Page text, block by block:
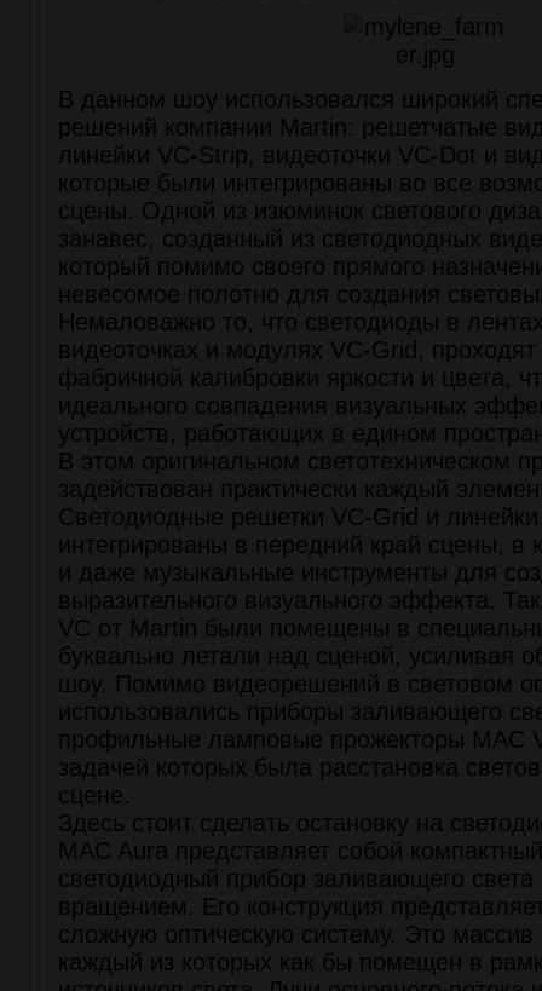
В данном шоу использовался широкий
решений компании Martin: решетчатые
линейки VC-Strip, видеоточки VC-Dot и
которые были интегрированы во все
сцены. Одной из изюминок светового
занавес, созданный из светодиодных
который помимо своего прямого
невесомое полотно для создания
Немаловажно то, что светодиоды в
видеоточках и модулях VC-Grid,
фабричной калибровки яркости и цвета,
идеального совпадения визуальных
устройств, работающих в едином
В этом оригинальном светотехническом
задействован практически каждый
Светодиодные решетки VC-Grid и
интегрированы в передний край сцены, в
и даже музыкальные инструменты для
выразительного визуального эффекта.
VC от Martin были помещены в
буквально летали над сценой, усиливая
шоу. Помимо видеорешений в световом
использовались приборы заливающего
профильные ламповые прожекторы MAC
задачей которых была расстановка
сцене.
Здесь стоит сделать остановку на
MAC Aura представляет собой
светодиодный прибор заливающего
вращением. Его конструкция
сложную оптическую систему. Это
каждый из которых как бы помещен в